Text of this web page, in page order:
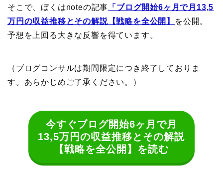
そこで、ぼくはnoteの記事 「ブログ開始6ヶ月で月13,5
万円の収益推移とその解説【戦略を全公開】
を公開。
予想を上回る大きな反響を得ています。
（ブログコンサルは期間限定につき終了しておりま
す。あらかじめご了承ください。）
今すぐブログ開始6ヶ月で月
13,5万円の収益推移とその解説
【戦略を全公開】を読む